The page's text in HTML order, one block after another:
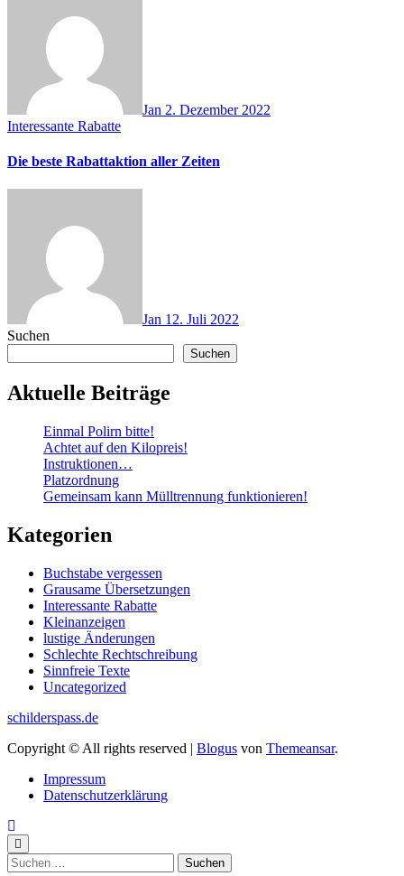
Jan 2. Dezember 2022
Interessante Rabatte
Die beste Rabattaktion aller Zeiten
Jan 12. Juli 2022
Suchen
Suchen
Aktuelle Beiträge
Einmal Polirn bitte!
Achtet auf den Kilopreis!
Instruktionen…
Platzordnung
Gemeinsam kann Mülltrennung funktionieren!
Kategorien
Buchstabe vergessen
Grausame Übersetzungen
Interessante Rabatte
Kleinanzeigen
lustige Änderungen
Schlechte Rechtschreibung
Sinnfreie Texte
Uncategorized
schilderspass.de
Copyright © All rights reserved | Blogus von Themeansar.
Impressum
Datenschutzerklärung
Suchen